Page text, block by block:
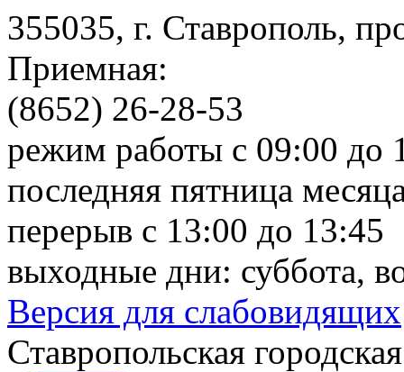
355035, г. Ставрополь,
Приемная:
(8652) 26-28-53
режим работы с 09:00 до
последняя пятница
перерыв с 13:00 до 13:45
выходные дни: суббота,
Версия для слабовидящих
Ставропольская